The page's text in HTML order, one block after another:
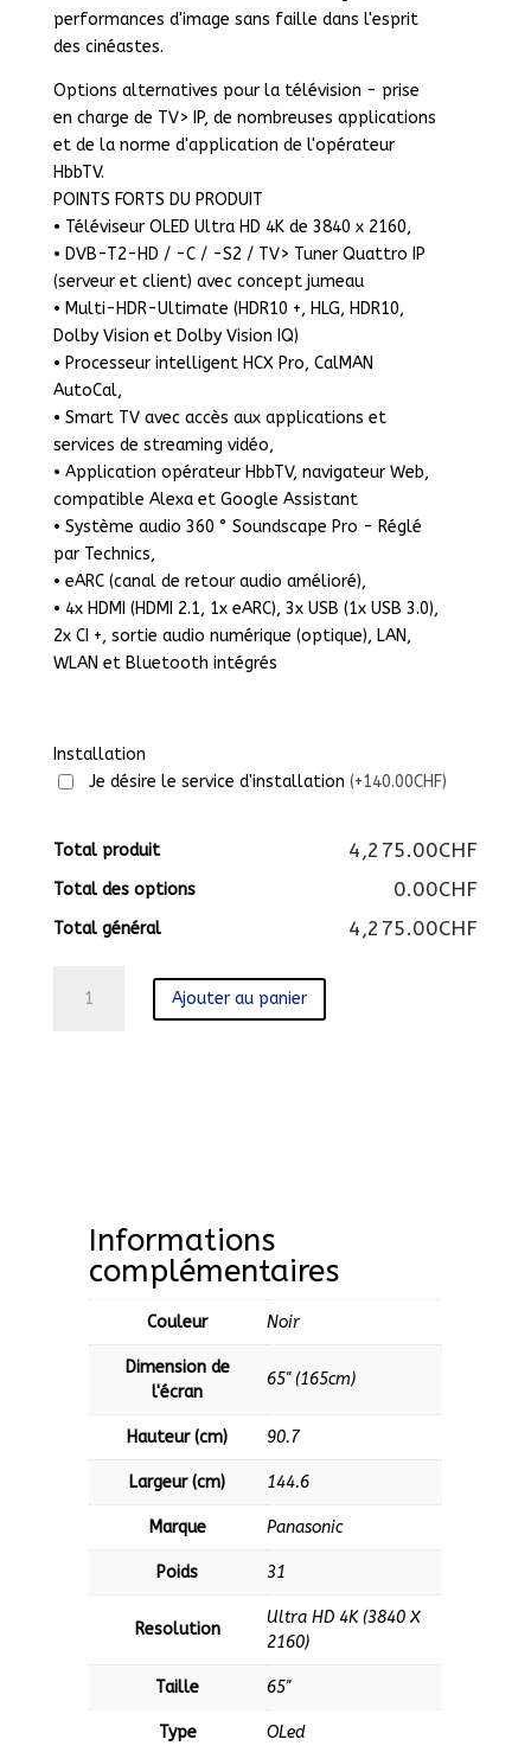
performances d'image sans faille dans l'esprit
des cinéastes.
Options alternatives pour la télévision - prise
en charge de TV> IP, de nombreuses applications
et de la norme d'application de l'opérateur
HbbTV.
POINTS FORTS DU PRODUIT
• Téléviseur OLED Ultra HD 4K de 3840 x 2160,
• DVB-T2-HD / -C / -S2 / TV> Tuner Quattro IP
(serveur et client) avec concept jumeau
• Multi-HDR-Ultimate (HDR10 +, HLG, HDR10,
Dolby Vision et Dolby Vision IQ)
• Processeur intelligent HCX Pro, CalMAN
AutoCal,
• Smart TV avec accès aux applications et
services de streaming vidéo,
• Application opérateur HbbTV, navigateur Web,
compatible Alexa et Google Assistant
• Système audio 360 ° Soundscape Pro - Réglé
par Technics,
• eARC (canal de retour audio amélioré),
• 4x HDMI (HDMI 2.1, 1x eARC), 3x USB (1x USB 3.0),
2x CI +, sortie audio numérique (optique), LAN,
WLAN et Bluetooth intégrés
Installation
Je désire le service d'installation (+140.00CHF)
Total produit 4,275.00CHF
Total des options 0.00CHF
Total général 4,275.00CHF
Ajouter au panier
Informations
complémentaires
Couleur Noir
Dimension de
l'écran
65'' (165cm)
Hauteur (cm) 90.7
Largeur (cm) 144.6
Marque Panasonic
Poids 31
Resolution
Ultra HD 4K (3840 X
2160)
Taille 65''
Type OLed